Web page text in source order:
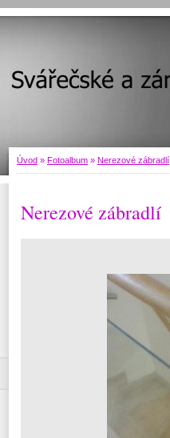
Úvod » Fotoalbum » Nerezové zábradlí
Nerezové zábradlí